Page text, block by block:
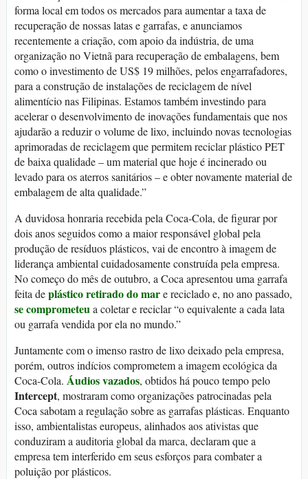
forma local em todos os mercados para aumentar a taxa de
recuperação de nossas latas e garrafas, e anunciamos
recentemente a criação, com apoio da indústria, de uma
organização no Vietnã para recuperação de embalagens, bem
como o investimento de US$ 19 milhões, pelos engarrafadores,
para a construção de instalações de reciclagem de nível
alimentício nas Filipinas. Estamos também investindo para
acelerar o desenvolvimento de inovações fundamentais que nos
ajudarão a reduzir o volume de lixo, incluindo novas tecnologias
aprimoradas de reciclagem que permitem reciclar plástico PET
de baixa qualidade – um material que hoje é incinerado ou
levado para os aterros sanitários – e obter novamente material de
embalagem de alta qualidade.”
A duvidosa honraria recebida pela Coca-Cola, de figurar por
dois anos seguidos como a maior responsável global pela
produção de resíduos plásticos, vai de encontro à imagem de
liderança ambiental cuidadosamente construída pela empresa.
No começo do mês de outubro, a Coca apresentou uma garrafa
feita deplástico retirado do mare reciclado e, no ano passado,
se comprometeua coletar e reciclar “o equivalente a cada lata
ou garrafa vendida por ela no mundo.”
Juntamente com o imenso rastro de lixo deixado pela empresa,
porém, outros indícios comprometem a imagem ecológica da
Coca-Cola. Áudios vazados, obtidos há pouco tempo pelo
Intercept, mostraram como organizações patrocinadas pela
Coca sabotam a regulação sobre as garrafas plásticas. Enquanto
isso, ambientalistas europeus, alinhados aos ativistas que
conduziram a auditoria global da marca, declaram que a
empresa tem interferido em seus esforços para combater a
poluição por plásticos.